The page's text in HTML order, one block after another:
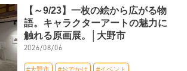
【～9/23】一枚の絵から広がる物
語。キャラクターアートの魅力に
触れる原画展。│大野市
2026/08/06
#大野市 #おでかけ #イベント